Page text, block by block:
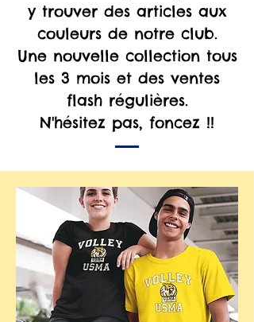
y trouver des articles aux
couleurs de notre club.
Une nouvelle collection tous
les 3 mois et des ventes
flash régulières.
N'hésitez pas, foncez !!